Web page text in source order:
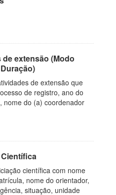
extensão (Modo
de extensão que
de registro, ano do
nome do (a) coordenador
científica com nome
nome do orientador,
situação, unidade